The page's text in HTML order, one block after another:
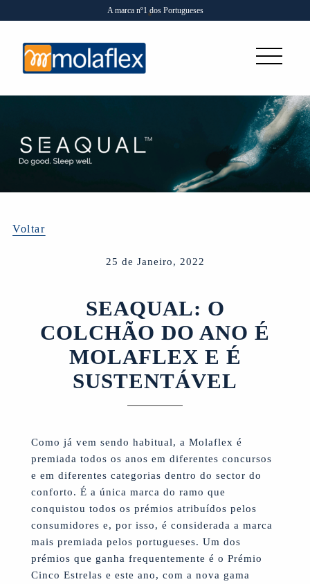
A marca nº1 dos Portugueses
Voltar
25 de Janeiro, 2022
SEAQUAL: O
COLCHÃO DO ANO É
MOLAFLEX E É
SUSTENTÁVEL
Como já vem sendo habitual, a Molaflex é
premiada todos os anos em diferentes concursos
e em diferentes categorias dentro do sector do
conforto. É a única marca do ramo que
conquistou todos os prémios atribuídos pelos
consumidores e, por isso, é considerada a marca
mais premiada pelos portugueses. Um dos
prémios que ganha frequentemente é o Prémio
Cinco Estrelas e este ano, com a nova gama